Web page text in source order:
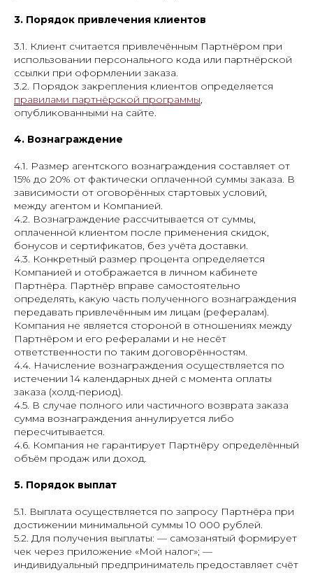
3. Порядок привлечения клиентов
3.1. Клиент считается привлечённым Партнёром при
использовании персонального кода или партнёрской
ссылки при оформлении заказа.
3.2. Порядок закрепления клиентов определяется
правилами партнёрской программы,
опубликованными на сайте.
4. Вознаграждение
4.1. Размер агентского вознаграждения составляет от
15% до 20% от фактически оплаченной суммы заказа. В
зависимости от оговорённых стартовых условий,
между агентом и Компанией.
4.2. Вознаграждение рассчитывается от суммы,
оплаченной клиентом после применения скидок,
бонусов и сертификатов, без учёта доставки.
4.3. Конкретный размер процента определяется
Компанией и отображается в личном кабинете
Партнёра. Партнёр вправе самостоятельно
определять, какую часть полученного вознаграждения
передавать привлечённым им лицам (рефералам).
Компания не является стороной в отношениях между
Партнёром и его рефералами и не несёт
ответственности по таким договорённостям.
4.4. Начисление вознаграждения осуществляется по
истечении 14 календарных дней с момента оплаты
заказа (холд-период).
4.5. В случае полного или частичного возврата заказа
сумма вознаграждения аннулируется либо
пересчитывается.
4.6. Компания не гарантирует Партнёру определённый
объём продаж или доход.
5. Порядок выплат
5.1. Выплата осуществляется по запросу Партнёра при
достижении минимальной суммы 10 000 рублей.
5.2. Для получения выплаты: — самозанятый формирует
чек через приложение «Мой налог»; —
индивидуальный предприниматель предоставляет счёт